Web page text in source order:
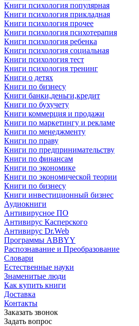
Книги психология популярная
Книги психология прикладная
Книги психология прочее
Книги психология психотерапия
Книги психология ребенка
Книги психология социальная
Книги психология тест
Книги психология тренинг
Книги о детях
Книги по бизнесу
Книги банки,деньги,кредит
Книги по бухучету
Книги коммерция и продажи
Книги по маркетингу и рекламе
Книги по менеджменту
Книги по праву
Книги по предпринимательству
Книги по финансам
Книги по экономике
Книги по экономической теории
Книги по бизнесу
Книги инвестиционный бизнес
Аудиокниги
Антивирусное ПО
Антивирус Касперского
Антивирус Dr.Web
Программы ABBYY
Распознавание и Преобразование
Словари
Естественные науки
Знаменитые люди
Как купить книги
Доставка
Контакты
Заказать звонок
Задать вопрос